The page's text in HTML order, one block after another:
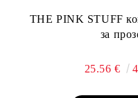
THE PINK STUFF
за
25.56 €